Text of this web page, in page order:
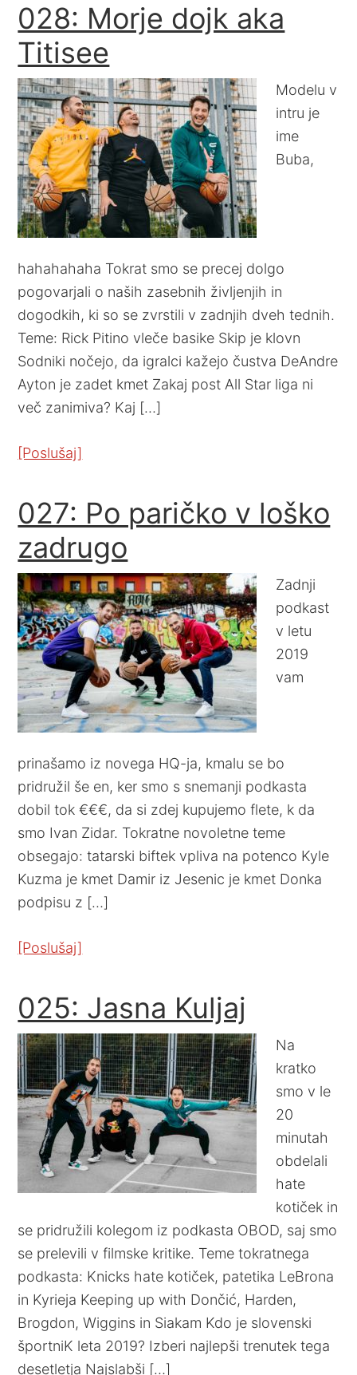
028: Morje dojk aka
Titisee
Modelu v
intru je
ime
Buba,
hahahahaha Tokrat smo se precej dolgo
pogovarjali o naših zasebnih življenjih in
dogodkih, ki so se zvrstili v zadnjih dveh tednih.
Teme: Rick Pitino vleče basike Skip je klovn
Sodniki nočejo, da igralci kažejo čustva DeAndre
Ayton je zadet kmet Zakaj post All Star liga ni
več zanimiva? Kaj […]
[Poslušaj]
027: Po paričko v loško
zadrugo
Zadnji
podkast
v letu
2019
vam
prinašamo iz novega HQ-ja, kmalu se bo
pridružil še en, ker smo s snemanji podkasta
dobil tok €€€, da si zdej kupujemo flete, k da
smo Ivan Zidar. Tokratne novoletne teme
obsegajo: tatarski biftek vpliva na potenco Kyle
Kuzma je kmet Damir iz Jesenic je kmet Donka
podpisu z […]
[Poslušaj]
025: Jasna Kuljaj
Na
kratko
smo v le
20
minutah
obdelali
hate
kotiček in
se pridružili kolegom iz podkasta OBOD, saj smo
se prelevili v filmske kritike. Teme tokratnega
podkasta: Knicks hate kotiček, patetika LeBrona
in Kyrieja Keeping up with Dončić, Harden,
Brogdon, Wiggins in Siakam Kdo je slovenski
športniK leta 2019? Izberi najlepši trenutek tega
desetletja Najslabši […]